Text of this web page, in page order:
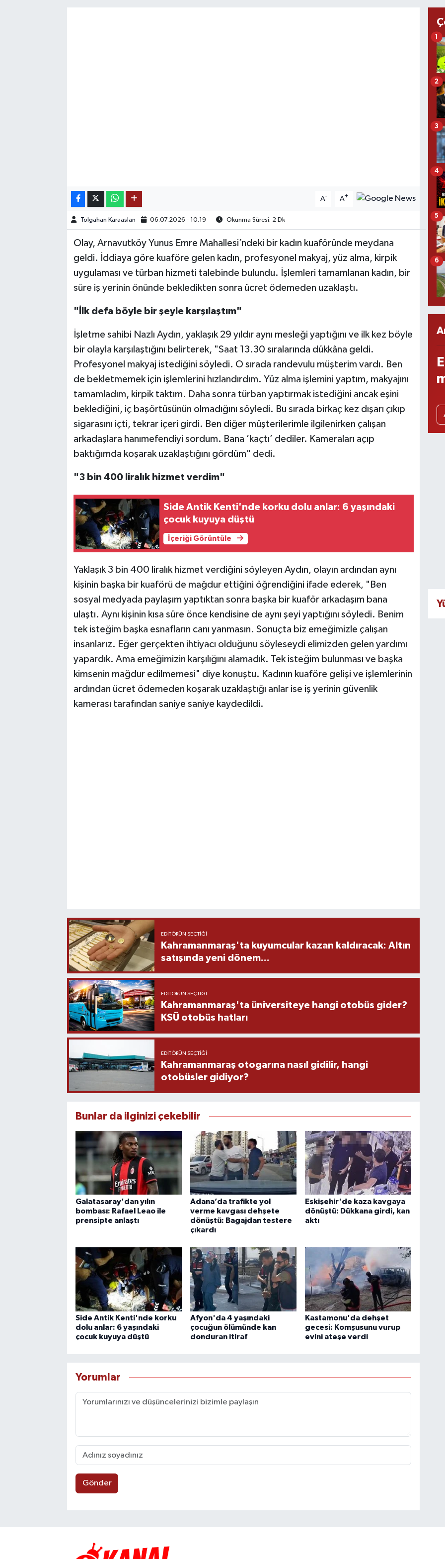
A- A+
Tolgahan Karaaslan 06.07.2026 - 10:19 Okunma Süresi: 2 Dk
Olay, Arnavutköy Yunus Emre Mahallesi’ndeki bir kadın kuaföründe meydana
geldi. İddiaya göre kuaföre gelen kadın, profesyonel makyaj, yüz alma, kirpik
uygulaması ve türban hizmeti talebinde bulundu. İşlemleri tamamlanan kadın, bir
süre iş yerinin önünde bekledikten sonra ücret ödemeden uzaklaştı.
"İlk defa böyle bir şeyle karşılaştım"
İşletme sahibi Nazlı Aydın, yaklaşık 29 yıldır aynı mesleği yaptığını ve ilk kez böyle
bir olayla karşılaştığını belirterek, "Saat 13.30 sıralarında dükkâna geldi.
Profesyonel makyaj istediğini söyledi. O sırada randevulu müşterim vardı. Ben
de bekletmemek için işlemlerini hızlandırdım. Yüz alma işlemini yaptım, makyajını
tamamladım, kirpik taktım. Daha sonra türban yaptırmak istediğini ancak eşini
beklediğini, iç başörtüsünün olmadığını söyledi. Bu sırada birkaç kez dışarı çıkıp
sigarasını içti, tekrar içeri girdi. Ben diğer müşterilerimle ilgilenirken çalışan
arkadaşlara hanımefendiyi sordum. Bana ’kaçtı’ dediler. Kameraları açıp
baktığımda koşarak uzaklaştığını gördüm" dedi.
"3 bin 400 liralık hizmet verdim"
Side Antik Kenti'nde korku dolu anlar: 6 yaşındaki
çocuk kuyuya düştü
İçeriği Görüntüle
Yaklaşık 3 bin 400 liralık hizmet verdiğini söyleyen Aydın, olayın ardından aynı
kişinin başka bir kuaförü de mağdur ettiğini öğrendiğini ifade ederek, "Ben
sosyal medyada paylaşım yaptıktan sonra başka bir kuaför arkadaşım bana
ulaştı. Aynı kişinin kısa süre önce kendisine de aynı şeyi yaptığını söyledi. Benim
tek isteğim başka esnafların canı yanmasın. Sonuçta biz emeğimizle çalışan
insanlarız. Eğer gerçekten ihtiyacı olduğunu söyleseydi elimizden gelen yardımı
yapardık. Ama emeğimizin karşılığını alamadık. Tek isteğim bulunması ve başka
kimsenin mağdur edilmemesi" diye konuştu. Kadının kuaföre gelişi ve işlemlerinin
ardından ücret ödemeden koşarak uzaklaştığı anlar ise iş yerinin güvenlik
kamerası tarafından saniye saniye kaydedildi.
EDITÖRÜN SEÇTIĞI
Kahramanmaraş'ta kuyumcular kazan kaldıracak: Altın
satışında yeni dönem...
EDITÖRÜN SEÇTIĞI
Kahramanmaraş'ta üniversiteye hangi otobüs gider?
KSÜ otobüs hatları
EDITÖRÜN SEÇTIĞI
Kahramanmaraş otogarına nasıl gidilir, hangi
otobüsler gidiyor?
Bunlar da ilginizi çekebilir
Galatasaray'dan yılın
bombası: Rafael Leao ile
prensipte anlaştı
Adana’da trafikte yol
verme kavgası dehşete
dönüştü: Bagajdan testere
çıkardı
Eskişehir'de kaza kavgaya
dönüştü: Dükkana girdi, kan
aktı
Side Antik Kenti'nde korku
dolu anlar: 6 yaşındaki
çocuk kuyuya düştü
Afyon'da 4 yaşındaki
çocuğun ölümünde kan
donduran itiraf
Kastamonu'da dehşet
gecesi: Komşusunu vurup
evini ateşe verdi
Yorumlar
Gönder
1
2
3
4
5
6
OTOMOTİV